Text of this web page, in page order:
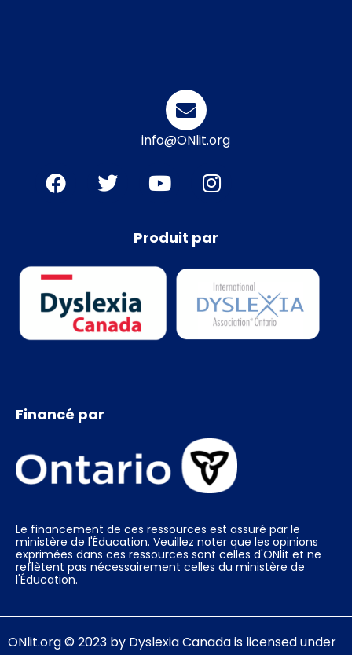
info@ONlit.org
Produit par
Financé par
Le financement de ces ressources est assuré par le
ministère de l'Éducation. Veuillez noter que les opinions
exprimées dans ces ressources sont celles d'ONlit et ne
reflètent pas nécessairement celles du ministère de
l'Éducation.
ONlit.org© 2023 by Dyslexia Canadais licensed under